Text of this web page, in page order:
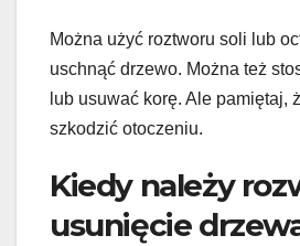
Można użyć roztworu soli lub
uschnąć drzewo. Można też
lub usuwać korę. Ale pamiętaj,
szkodzić otoczeniu.
Kiedy należy
usunięcie